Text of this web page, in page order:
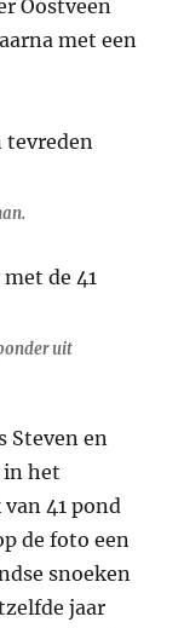
Oostveen
met een
uit
Steven en
in het
41 pond
de foto een
snoeken
jaar